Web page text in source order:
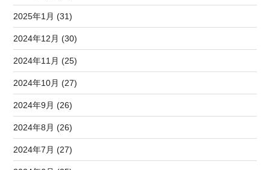
2025年1月 (31)
2024年12月 (30)
2024年11月 (25)
2024年10月 (27)
2024年9月 (26)
2024年8月 (26)
2024年7月 (27)